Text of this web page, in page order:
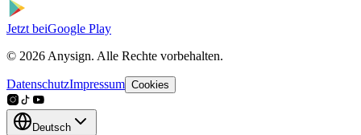
Jetzt beiGoogle Play
© 2026 Anysign. Alle Rechte vorbehalten.
DatenschutzImpressum Cookies
Deutsch